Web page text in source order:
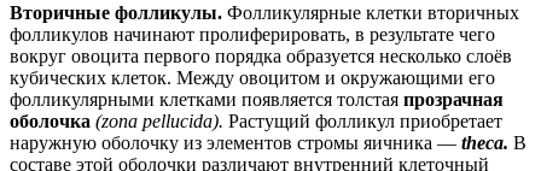
Вторичные фолликулы. Фолликулярные клетки вторичных
фолликулов начинают пролиферировать, в результате чего
вокруг овоцита первого порядка образуется несколько слоёв
кубических клеток. Между овоцитом и окружающими его
фолликулярными клетками появляется толстая прозрачная
оболочка (zona pellucida). Растущий фолликул приобретает
наружную оболочку из элементов стромы яичника — theca. В
составе этой оболочки различают внутренний клеточный